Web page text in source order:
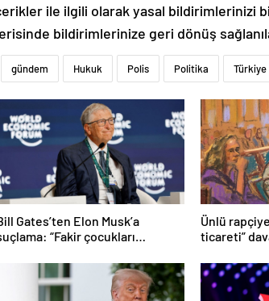
ile ilgili olarak yasal bildirimlerinizi
bildirimlerinize geri dönüş
gündem Hukuk Polis Politika Türkiye
Gates’ten Elon Musk’a
“Fakir çocukları
Ünlü
ticareti”